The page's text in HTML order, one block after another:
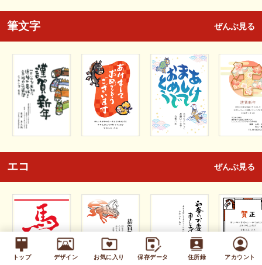
トップ デザイン お気に入り 保存データ 住所録 アカウント
筆文字 ぜんぶ見る
エコ ぜんぶ見る